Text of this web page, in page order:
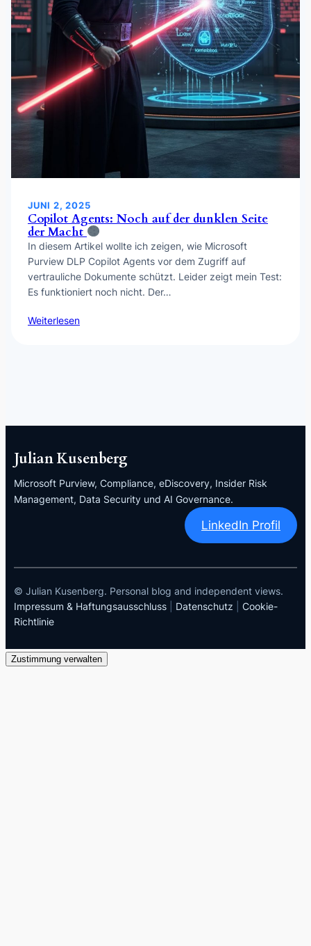
JUNI 2, 2025
Copilot Agents: Noch auf der dunklen Seite
der Macht
In diesem Artikel wollte ich zeigen, wie Microsoft
Purview DLP Copilot Agents vor dem Zugriff auf
vertrauliche Dokumente schützt. Leider zeigt mein Test:
Es funktioniert noch nicht. Der…
Weiterlesen
Julian Kusenberg
Microsoft Purview, Compliance, eDiscovery, Insider Risk
Management, Data Security und AI Governance.
LinkedIn Profil
© Julian Kusenberg. Personal blog and independent views.
Impressum & Haftungsausschluss
Datenschutz
Cookie-
Richtlinie
Zustimmung verwalten